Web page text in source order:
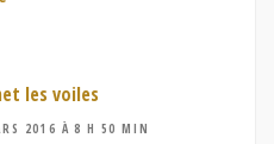
les voiles
2016 À 8 H 50 MIN